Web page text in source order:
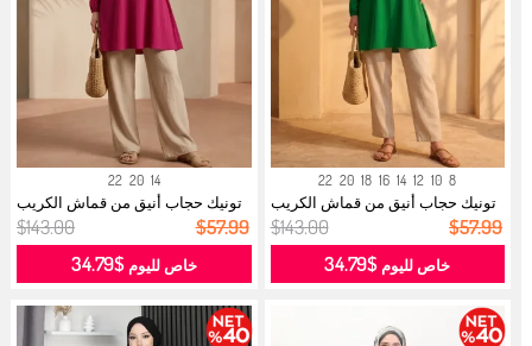
8
10
12
14
16
18
20
22
تونيك حجاب أنيق من قماش الكريب
المن...
$143.00 $57.99
خاص لليوم $34.79
14
20
22
تونيك حجاب أنيق من قماش الكريب
المن...
$143.00 $57.99
خاص لليوم$34.79